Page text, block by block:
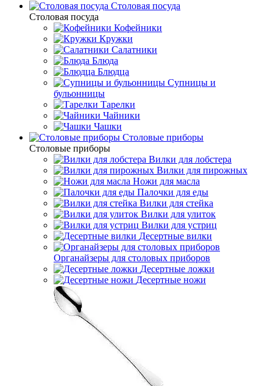
Столовая посуда
Столовая посуда
Кофейники
Кружки
Салатники
Блюда
Блюдца
Супницы и
бульонницы
Тарелки
Чайники
Чашки
Cтоловые приборы
Cтоловые приборы
Вилки для лобстера
Вилки для пирожных
Ножи для масла
Палочки для еды
Вилки для стейка
Вилки для улиток
Вилки для устриц
Десертные вилки
Органайзеры для столовых приборов
Десертные ложки
Десертные ножи